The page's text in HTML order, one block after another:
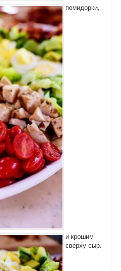
помидорки,
и крошим
сверху сыр.